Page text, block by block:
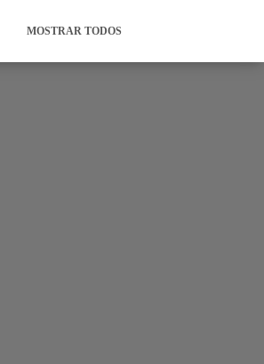
MOSTRAR TODOS